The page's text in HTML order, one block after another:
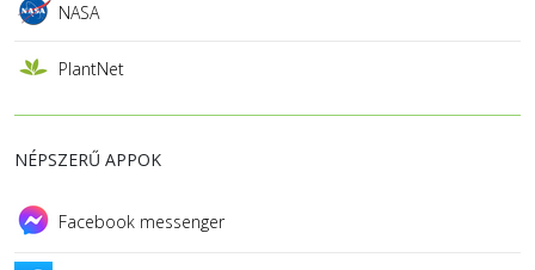
NASA
PlantNet
NÉPSZERŰ APPOK
Facebook messenger